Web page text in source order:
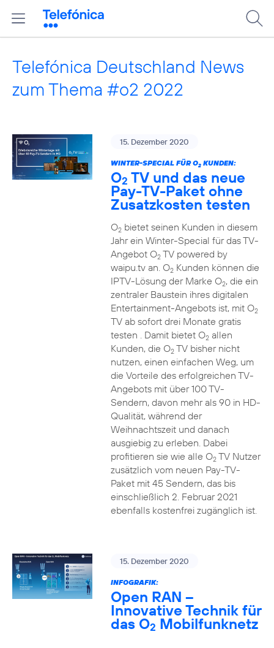
Telefónica Deutschland News
zum Thema #o2 2022
15. Dezember 2020
WINTER-SPECIAL FÜR O2KUNDEN:
O2 TV und das neue
Pay-TV-Paket ohne
Zusatzkosten testen
O2bietet seinen Kunden in diesem
Jahr ein Winter-Special für das TV-
Angebot O2TV powered by
waipu.tv an. O2Kunden können die
IPTV-Lösung der Marke O2, die ein
zentraler Baustein ihres digitalen
Entertainment-Angebots ist, mit O2
TV ab sofort drei Monate gratis
testen . Damit bietet O2allen
Kunden, die O2TV bisher nicht
nutzen, einen einfachen Weg, um
die Vorteile des erfolgreichen TV-
Angebots mit über 100 TV-
Sendern, davon mehr als 90 in HD-
Qualität, während der
Weihnachtszeit und danach
ausgiebig zu erleben. Dabei
profitieren sie wie alle O2TV Nutzer
zusätzlich vom neuen Pay-TV-
Paket mit 45 Sendern, das bis
einschließlich 2. Februar 2021
ebenfalls kostenfrei zugänglich ist.
15. Dezember 2020
INFOGRAFIK:
Open RAN –
Innovative Technik für
das O2 Mobilfunknetz